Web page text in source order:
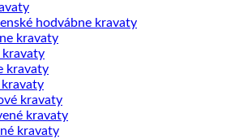
hodvábne kravaty
kravaty
kravaty
kravaty
kravaty
kravaty
kravaty